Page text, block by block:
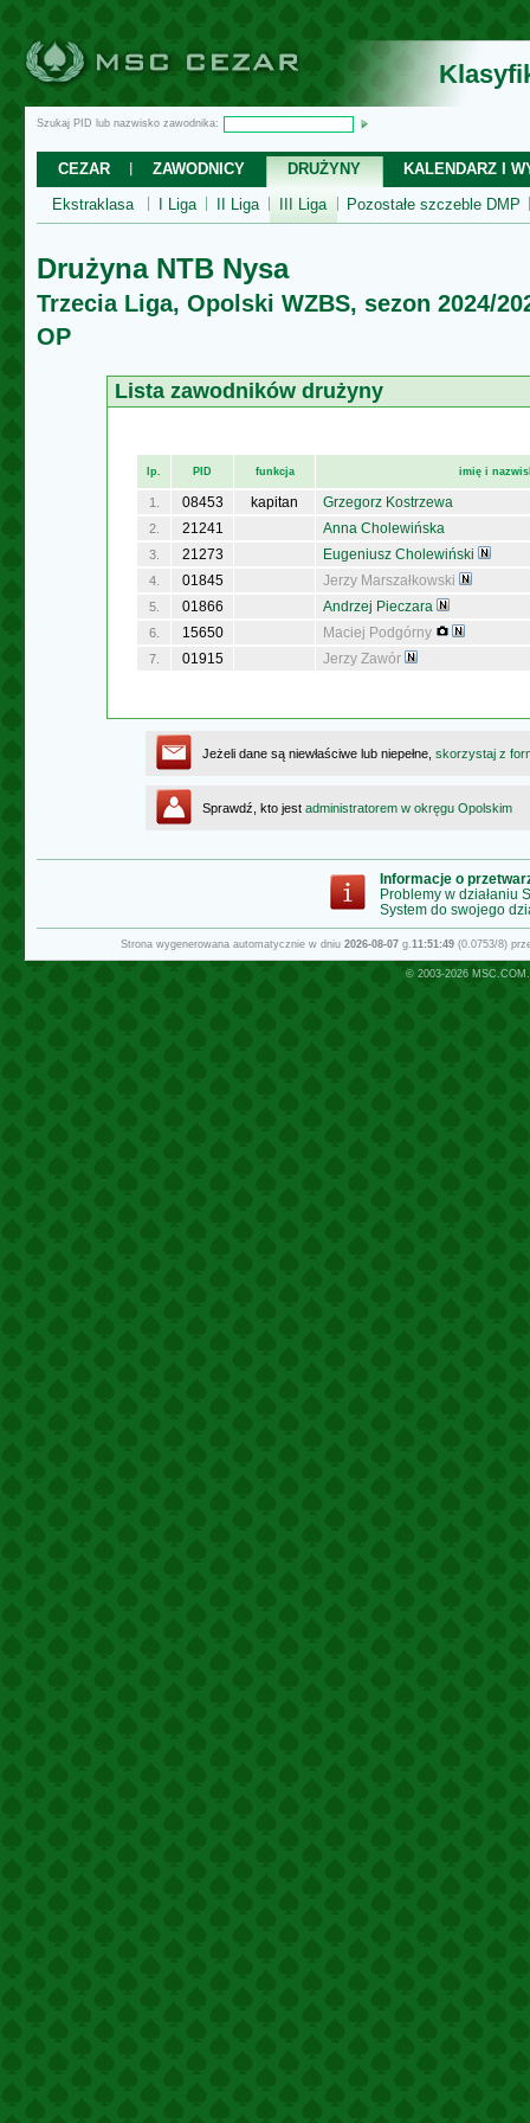
Szukaj PID lub nazwisko zawodnika:
CEZAR ZAWODNICY DRUŻYNY
KALENDARZ I
Ekstraklasa
I Liga II Liga III Liga Pozostałe szczeble DMP
Drużyna NTB Nysa
Trzecia Liga, Opolski WZBS, sezon 2024/
OP
Lista zawodników drużyny
lp. PID funkcja imię i
1. 08453 kapitan Grzegorz Kostrzewa
2. 21241 Anna Cholewińska
3. 21273 Eugeniusz Cholewiński
4. 01845 Jerzy Marszałkowski
5. 01866 Andrzej Pieczara
6. 15650 Maciej Podgórny
7. 01915 Jerzy Zawór
Jeżeli dane są niewłaściwe lub niepełne, skorzystaj z
Sprawdź, kto jest administratorem w okręgu Opolskim
Informacje o
Problemy w działaniu
System do swojego
Strona wygenerowana automatycznie w dniu 2026-08-07g.11:51:49(0.0753/8)
© 2003-2026